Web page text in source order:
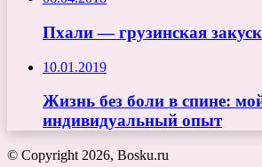
Пхали — грузинская
10.01.2019
Жизнь без боли в спине:
индивидуальный опыт
© Copyright 2026, Bosku.ru